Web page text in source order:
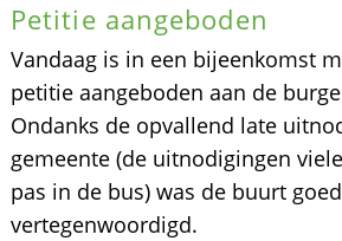
Petitie aangeboden
Vandaag is in een bijeenkomst
petitie aangeboden aan de
Ondanks de opvallend late
gemeente (de uitnodigingen
pas in de bus) was de buurt goed
vertegenwoordigd.